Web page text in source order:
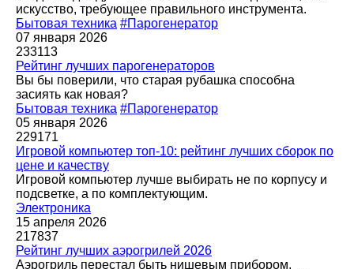
искусство, требующее правильного инструмента.
Бытовая техника #Парогенератор
07 января 2026
233113
Рейтинг лучших парогенераторов
Вы бы поверили, что старая рубашка способна
засиять как новая?
Бытовая техника #Парогенератор
05 января 2026
229171
Игровой компьютер топ-10: рейтинг лучших сборок по
цене и качеству
Игровой компьютер лучше выбирать не по корпусу и
подсветке, а по комплектующим.
Электроника
15 апреля 2026
217837
Рейтинг лучших аэрогрилей 2026
Аэрогриль перестал быть нишевым прибором,